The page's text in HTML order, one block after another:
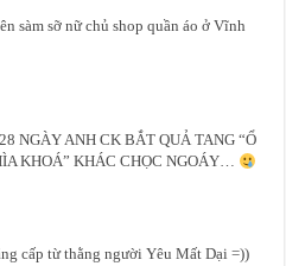
sàm sỡ nữ chủ shop quần áo ở Vĩnh
NGÀY ANH CK BẮT QUẢ TANG “Ổ
KHOÁ” KHÁC CHỌC NGOÁY…
cấp từ thằng người Yêu Mất Dại =))